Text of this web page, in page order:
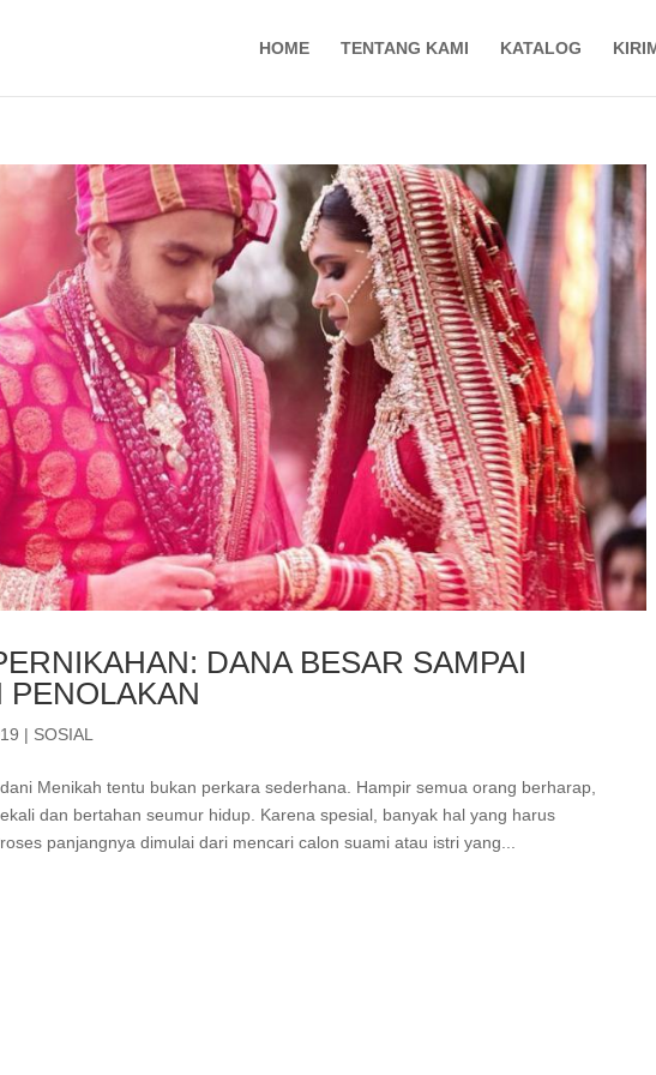
HOME TENTANG KAMI KATALOG
DANA BESAR SAMPAI
PENOLAKAN
| SOSIAL
Menikah tentu bukan perkara sederhana. Hampir semua orang berharap,
dan bertahan seumur hidup. Karena spesial, banyak hal yang harus
panjangnya dimulai dari mencari calon suami atau istri yang...